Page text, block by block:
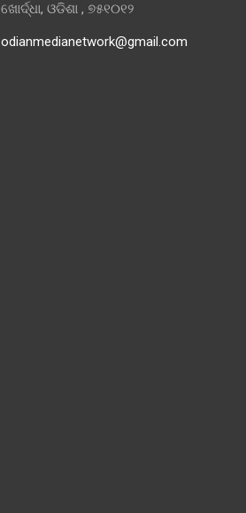
ଖୋର୍ଦ୍ଧା, ଓଡିଶା , ୭୫୧୦୧୨
odianmedianetwork@gmail.com